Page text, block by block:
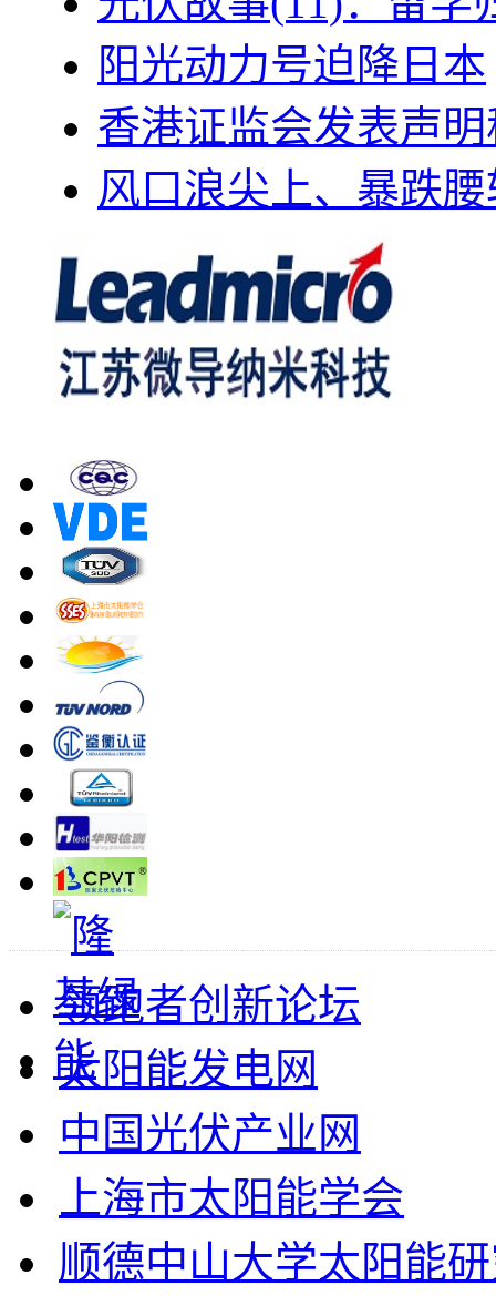
阳光动力号迫降日本
香港证监会发表声
风口浪尖上、暴跌
领跑者创新论坛
太阳能发电网
中国光伏产业网
上海市太阳能学会
顺德中山大学太阳能